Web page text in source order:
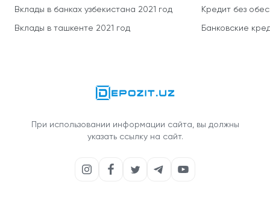
Вклады в банках узбекистана 2021 год
Вклады в ташкенте 2021 год
Кредит без
Банковские
При использовании информации сайта, вы должны
указать ссылку на сайт.